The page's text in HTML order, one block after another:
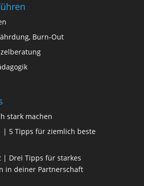
Burn-Out
stark machen
| 5 Tipps für ziemlich beste
| Drei Tipps für starkes
in deiner Partnerschaft